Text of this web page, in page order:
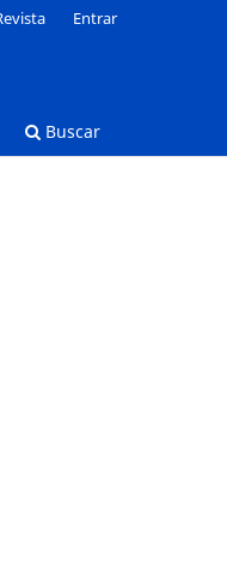
Buscar
Entrar